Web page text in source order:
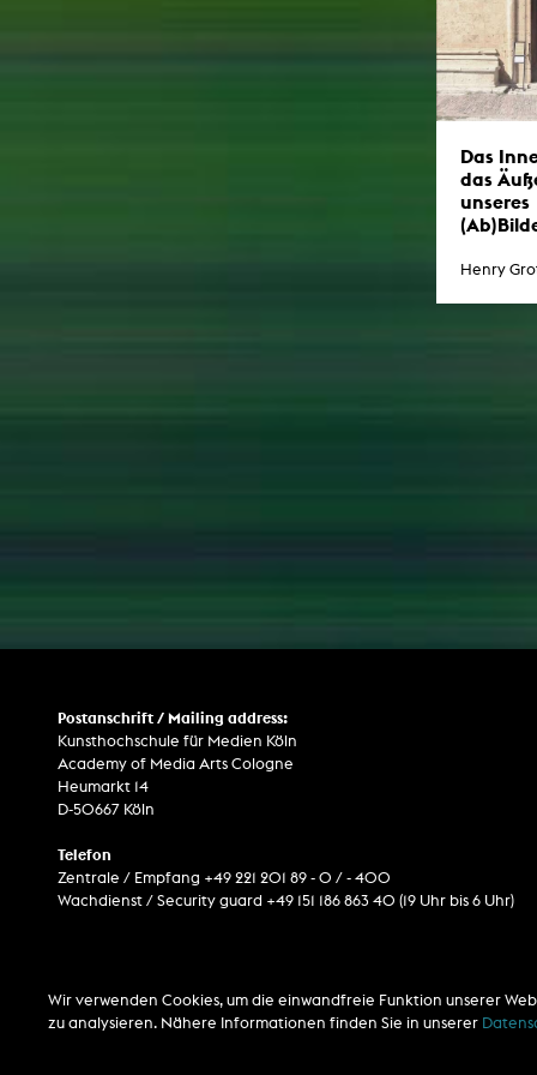
Das
das
unseres
Henry
Postanschrift / Mailing address:
Kunsthochschule für Medien Köln
Academy of Media Arts Cologne
Heumarkt 14
D-50667 Köln
Telefon
Zentrale / Empfang +49 221 201 89 - 0 / - 400
Wachdienst / Security guard +49 151 186 863 40 (19 Uhr bis 6 Uhr)
Wir verwenden Cookies, um die einwandfreie Funktion unserer
zu analysieren. Nähere Informationen finden Sie in unserer